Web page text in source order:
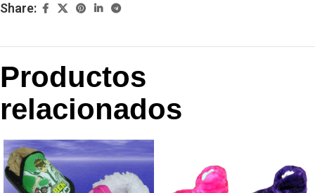
Share:
Productos
relacionados